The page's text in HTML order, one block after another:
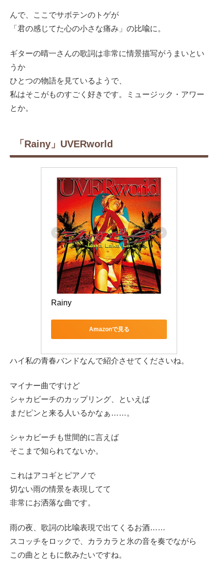
んで、ここでサボテンのトゲが
「君の感じてた心の小さな痛み」の比喩に。
ギターの晴一さんの歌詞は非常に情景描写がうまいとい
うか
ひとつの物語を見ているようで、
私はそこがものすごく好きです。ミュージック・アワー
とか。
「Rainy」UVERworld
Rainy
Amazonで見る
ハイ私の青春バンドなんで紹介させてくださいね。
マイナー曲ですけど
シャカビーチのカップリング、といえば
まだピンと来る人いるかなぁ……。
シャカビーチも世間的に言えば
そこまで知られてないか。
これはアコギとピアノで
切ない雨の情景を表現してて
非常にお洒落な曲です。
雨の夜、歌詞の比喩表現で出てくるお酒……
スコッチをロックで、カラカラと氷の音を奏でながら
この曲とともに飲みたいですね。